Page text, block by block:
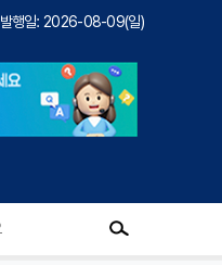
발행일: 2026-08-09(일)